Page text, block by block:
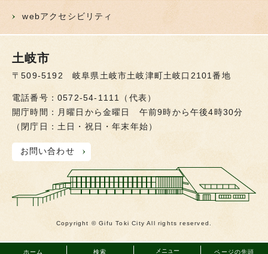
ホーム 検索 メニュー ページの先頭
webアクセシビリティ
土岐市
〒509-5192 岐阜県土岐市土岐津町土岐口2101番地
電話番号：0572-54-1111（代表）
開庁時間：月曜日から金曜日 午前9時から午後4時30分
（閉庁日：土日・祝日・年末年始）
お問い合わせ
Copyright © Gifu Toki City All rights reserved.